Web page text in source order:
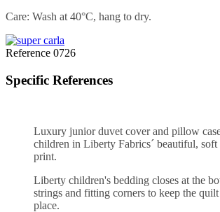
Care: Wash at 40°C, hang to dry.
Reference 0726
Specific References
Luxury junior duvet cover and pillow
children in Liberty Fabrics´ beautiful, soft
print.
Liberty children's bedding closes at the
strings and fitting corners to keep the
place.